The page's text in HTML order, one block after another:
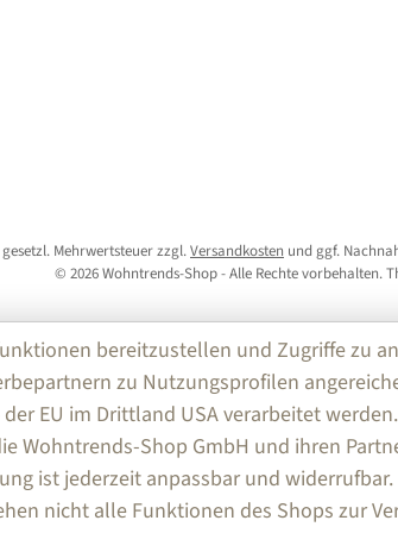
Mehrwertsteuer zzgl.Versandkosten und ggf.
© 2026 Wohntrends-Shop - Alle Rechte vorbehalten.
bereitzustellen und Zugriffe zu
zu Nutzungsprofilen
EU im Drittland USA verarbeitet
Wohntrends-Shop GmbH und ihren
ist jederzeit anpassbar und
nicht alle Funktionen des Shops zur